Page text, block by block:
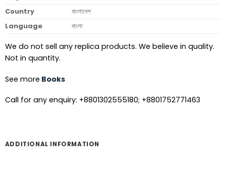
Country
বাংলাদেশ
Language
বাংলা
We do not sell any replica products. We believe in quality.
Not in quantity.
See more Books
Call for any enquiry: +8801302555180; +8801752771463
ADDITIONAL INFORMATION